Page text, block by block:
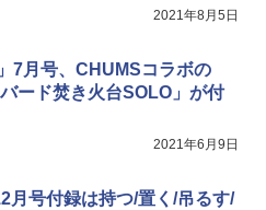
2021年8月5日
7月号、CHUMSコラボの
バード焚き火台SOLO」が付
2021年6月9日
月号付録は持つ/置く/吊るす/